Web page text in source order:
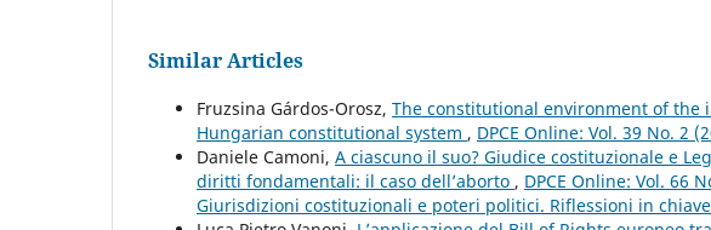
Similar Articles
Fruzsina Gárdos-Orosz, The constitutional environment of
Hungarian constitutional system , DPCE Online: Vol. 39 No. 2
Daniele Camoni, A ciascuno il suo? Giudice costituzionale e
diritti fondamentali: il caso dell’aborto , DPCE Online: Vol. 66
Giurisdizioni costituzionali e poteri politici. Riflessioni in